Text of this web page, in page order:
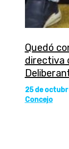
Quedó
directiva
25 de
Concejo